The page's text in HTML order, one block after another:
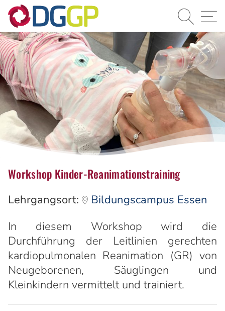
Suche
Workshop Kinder-Reanimationstraining
Lehrgangsort:
Bildungscampus Essen
In diesem Workshop wird die
Durchführung der Leitlinien gerechten
kardiopulmonalen Reanimation (GR) von
Neugeborenen, Säuglingen und
Kleinkindern vermittelt und trainiert.